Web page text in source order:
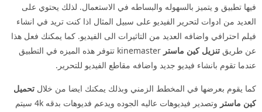
فيها تطبيق و يتميز بالسهوله والبساطه في الاستعمال. لذلك يحتوي على
العديد من ادوات لتحرير الفيديو على سبيل المثال اذا كنت تريد في انشاء
فيلم احترافي واضافه العديد من التاثيرات الى الفيديو. كما يمكنك فعل هذا
عن طريق تنزيل كين ماستر
kinemaster تتوفر هذه الميزه في التطبيق
عندما تقوم بانشاء فيديو جديد واضافه مقاطع الفيديو للتحرير.
كما يقوم بعرضها في المخطط الزمني وبذلك يمكنك ايضا من خلال تحميل
كين ماستر
وتصدير فيديوهات عاليه الجوده ويدعم فديوهات بدقه 4k سيتم